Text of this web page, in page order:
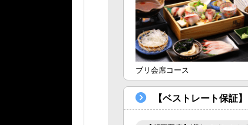
ブリ会席コース
【ベストレート保証